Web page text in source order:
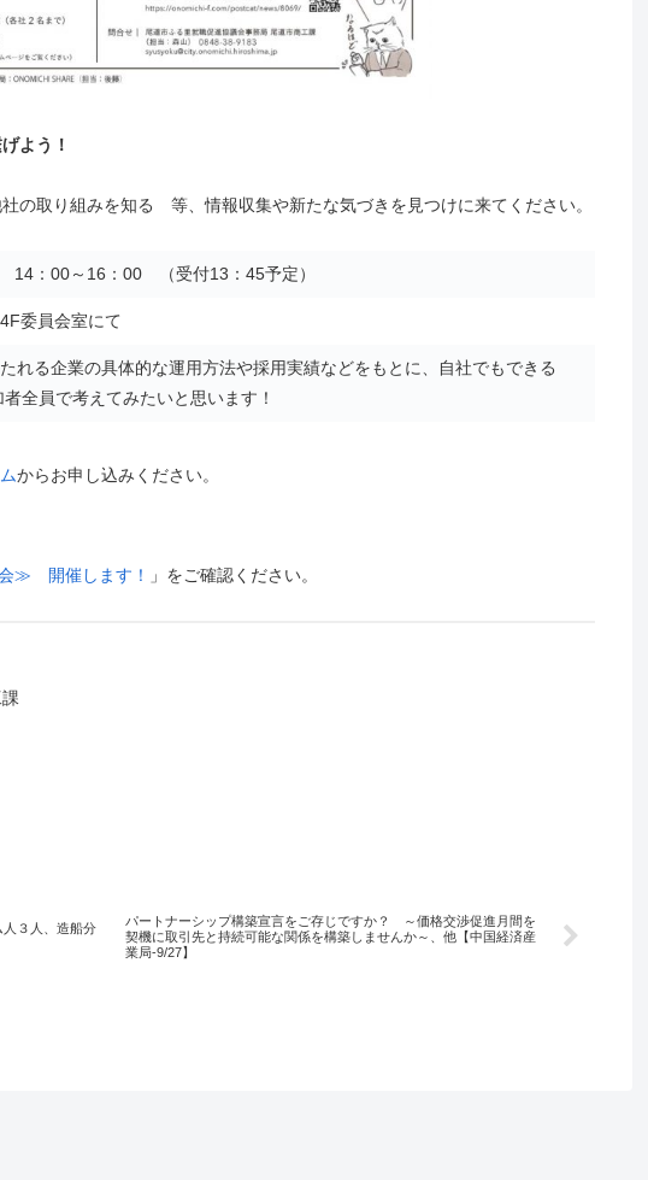
よう！
取り組みを知る 等、情報収集や新たな気づきを見つけに来てください。
14：00～16：00 （受付13：45予定）
委員会室にて
れる企業の具体的な運用方法や採用実績などをもとに、自社でもできる
全員で考えてみたいと思います！
からお申し込みください。
≫ 開催します！ 」をご確認ください。
３人、造船分
パートナーシップ構築宣言をご存じですか？ ～価格交渉促進月間を
契機に取引先と持続可能な関係を構築しませんか～、他【中国経済産
業局-9/27】